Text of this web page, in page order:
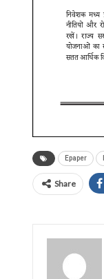
Epaper
Share